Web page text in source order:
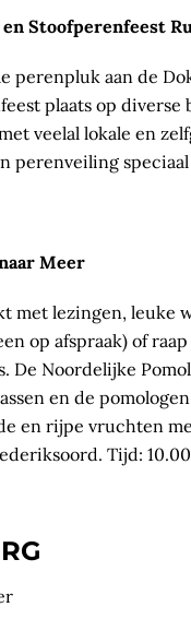
Stoofperenfeest
perenpluk aan de
plaats op
veelal lokale en
perenveiling
Meer
met lezingen, leuke
op afspraak) of
De Noordelijke
en de
en rijpe vruchten
Tijd: